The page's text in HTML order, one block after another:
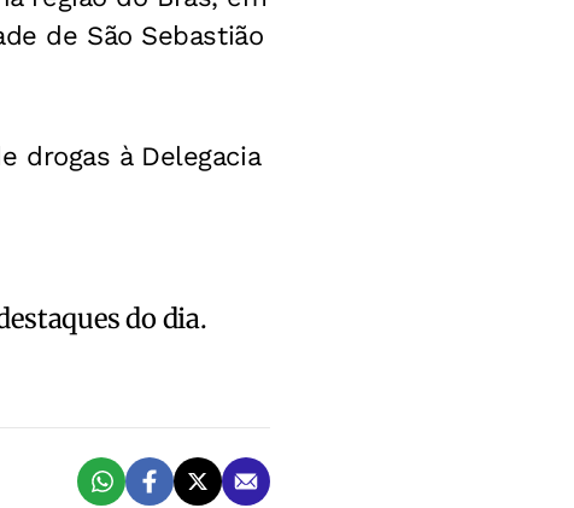
de São Sebastião
drogas à Delegacia
do dia.